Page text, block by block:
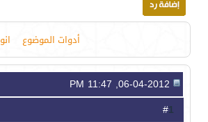
أدوات الموضوع
1